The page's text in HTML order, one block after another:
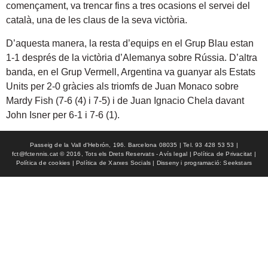
començament, va trencar fins a tres ocasions el servei del
català, una de les claus de la seva victòria.
D’aquesta manera, la resta d’equips en el Grup Blau estan
1-1 després de la victòria d’Alemanya sobre Rússia. D’altra
banda, en el Grup Vermell, Argentina va guanyar als Estats
Units per 2-0 gràcies als triomfs de Juan Monaco sobre
Mardy Fish (7-6 (4) i 7-5) i de Juan Ignacio Chela davant
John Isner per 6-1 i 7-6 (1).
Passeig de la Vall d'Hebrón, 196. Barcelona 08035 | Tel. 93 428 53 53 |
fct@fctennis.cat © 2016, Tots els Drets Reservats - Avís legal | Política de Privacitat |
Política de cookies | Política de Xarxes Socials | Disseny i programació: Seekstars